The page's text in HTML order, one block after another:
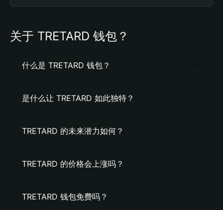
关于 TRETARD 钱包？
什么是 TRETARD 钱包？
是什么让 TRETARD 如此独特？
TRETARD 的未来潜力如何？
TRETARD 的价格会上涨吗？
TRETARD 钱包免费吗？